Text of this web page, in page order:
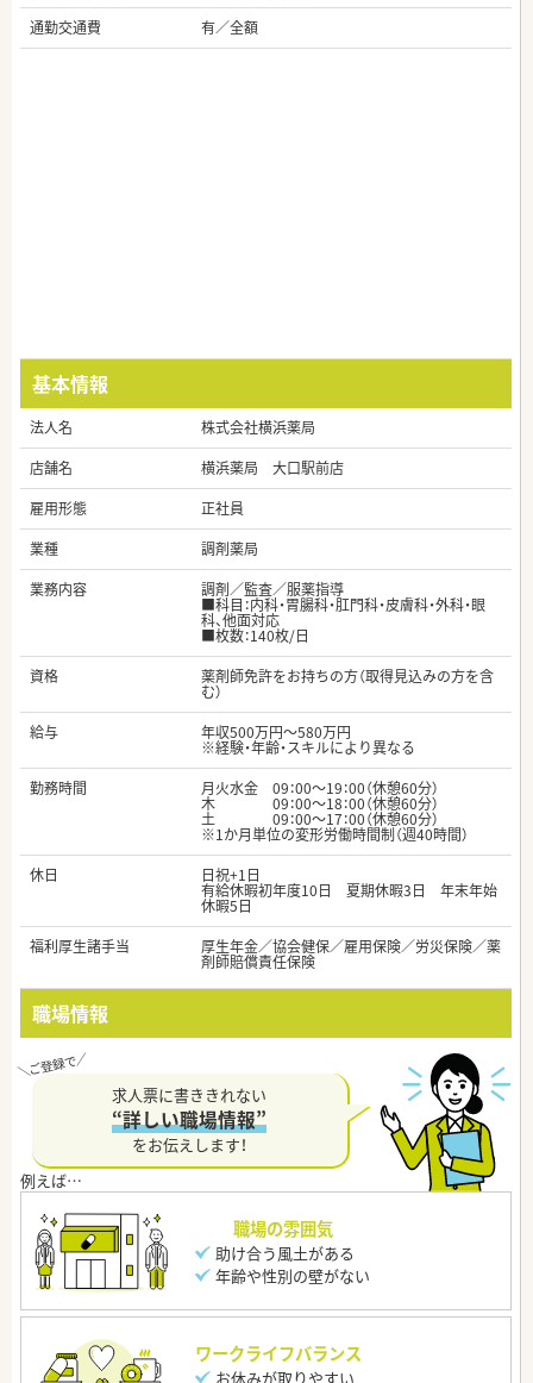
通勤交通費
有／全額
基本情報
法人名
株式会社横浜薬局
店舗名
横浜薬局 大口駅前店
雇用形態
正社員
業種
調剤薬局
業務内容
調剤／監査／服薬指導
■科目：内科・胃腸科・肛門科・皮膚科・外科・眼
科、他面対応
■枚数：140枚/日
資格
薬剤師免許をお持ちの方（取得見込みの方を含
む）
給与
年収500万円～580万円
※経験・年齢・スキルにより異なる
勤務時間
月火水金 09：00～19：00（休憩60分）
木 09：00～18：00（休憩60分）
土 09：00～17：00（休憩60分）
※1か月単位の変形労働時間制（週40時間）
休日
日祝+1日
有給休暇初年度10日 夏期休暇3日 年末年始
休暇5日
福利厚生諸手当
厚生年金／協会健保／雇用保険／労災保険／薬
剤師賠償責任保険
職場情報
求人票に書ききれない
“詳しい職場情報”
をお伝えします！
職場の雰囲気
助け合う風土がある
年齢や性別の壁がない
ワークライフバランス
お休みが取りやすい